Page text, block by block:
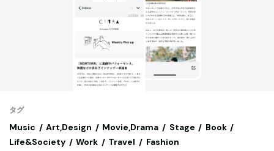
タグ
Music Art,Design Movie,Drama Stage
Book
Life&Society
Work Travel Fashion